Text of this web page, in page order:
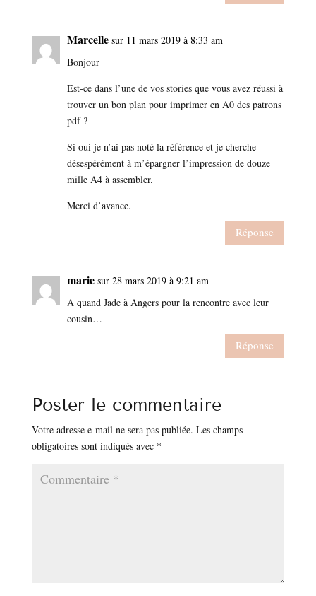
Marcelle sur 11 mars 2019 à 8:33 am
Bonjour
Est-ce dans l’une de vos stories que vous avez réussi à
trouver un bon plan pour imprimer en A0 des patrons
pdf ?
Si oui je n’ai pas noté la référence et je cherche
désespérément à m’épargner l’impression de douze
mille A4 à assembler.
Merci d’avance.
Réponse
marie sur 28 mars 2019 à 9:21 am
A quand Jade à Angers pour la rencontre avec leur
cousin…
Réponse
Poster le commentaire
Votre adresse e-mail ne sera pas publiée. Les champs
obligatoires sont indiqués avec *